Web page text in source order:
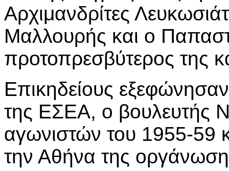
Αρχιμανδρίτες
Μαλλουρής και ο
προτοπρεσβύτερος της
Επικηδείους
της ΕΣΕΑ, ο βουλευτής
αγωνιστών του 1955-59
την Αθήνα της